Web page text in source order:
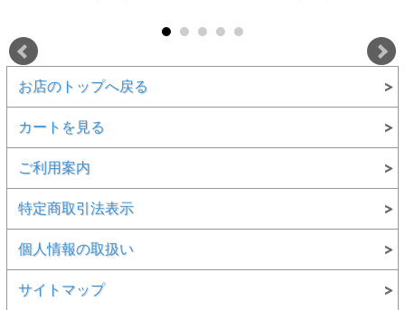
お店のトップへ戻る
カートを見る
ご利用案内
特定商取引法表示
個人情報の取扱い
サイトマップ